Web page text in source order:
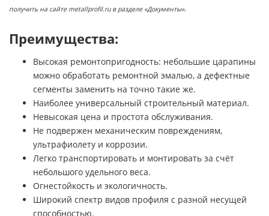
получить на сайте metallprofil.ru в разделе «Документы».
Преимущества:
Высокая ремонтопригодность: небольшие царапины
можно обработать ремонтной эмалью, а дефектные
сегменты заменить на точно такие же.
Наиболее универсальный строительный материал.
Невысокая цена и простота обслуживания.
Не подвержен механическим повреждениям,
ультрафиолету и коррозии.
Легко транспортировать и монтировать за счёт
небольшого удельного веса.
Огнестойкость и экологичность.
Широкий спектр видов профиля с разной несущей
способностью.